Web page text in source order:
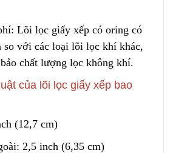
Lõi lọc giấy xếp có oring có
so với các loại lõi lọc khí khác,
chất lượng lọc không khí.
của lõi lọc giấy xếp bao
(12,7 cm)
2,5 inch (6,35 cm)